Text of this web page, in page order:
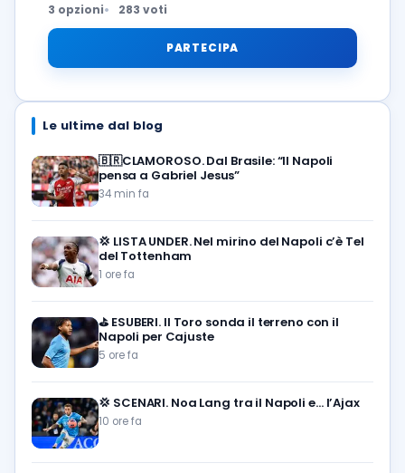
3 opzioni 283 voti
PARTECIPA
Le ultime dal blog
🇧🇷CLAMOROSO. Dal Brasile: “Il Napoli
pensa a Gabriel Jesus”
34 min fa
💢 LISTA UNDER. Nel mirino del Napoli c’è Tel
del Tottenham
1 ore fa
⛳ ESUBERI. Il Toro sonda il terreno con il
Napoli per Cajuste
5 ore fa
💢 SCENARI. Noa Lang tra il Napoli e… l’Ajax
10 ore fa